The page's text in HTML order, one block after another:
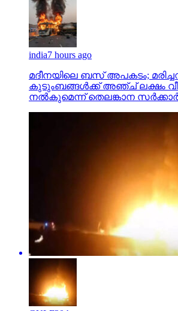
india7 hours ago
മദീനയിലെ ബസ് അപകടം;
കുടുംബങ്ങള്‍ക്ക് അഞ്ച് ലക്ഷം
നല്‍കുമെന്ന് തെലങ്കാന